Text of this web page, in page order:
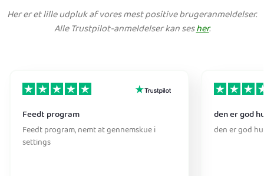
Her er et lille udpluk af vores mest positive brugeranmeldelser.
Alle Trustpilot-anmeldelser kan sesher.
Feedt program
Feedt program, nemt at gennemskue i
settings
den er god
den er god